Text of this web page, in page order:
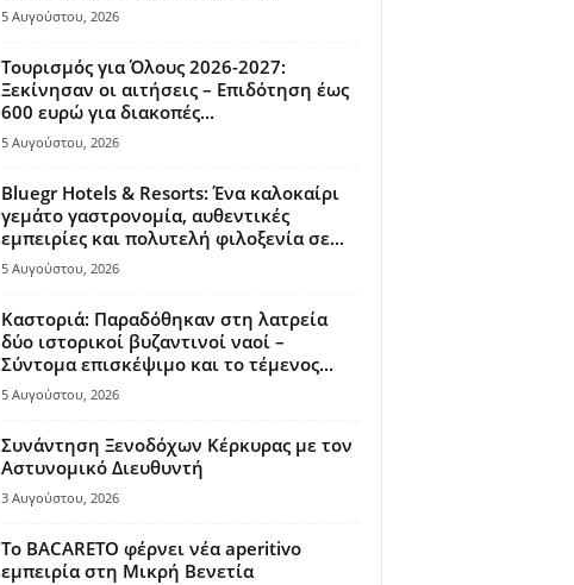
5 Αυγούστου, 2026
Τουρισμός για Όλους 2026-2027:
Ξεκίνησαν οι αιτήσεις – Επιδότηση έως
600 ευρώ για διακοπές...
5 Αυγούστου, 2026
Bluegr Hotels & Resorts: Ένα καλοκαίρι
γεμάτο γαστρονομία, αυθεντικές
εμπειρίες και πολυτελή φιλοξενία σε...
5 Αυγούστου, 2026
Καστοριά: Παραδόθηκαν στη λατρεία
δύο ιστορικοί βυζαντινοί ναοί –
Σύντομα επισκέψιμο και το τέμενος...
5 Αυγούστου, 2026
Συνάντηση Ξενοδόχων Κέρκυρας με τον
Αστυνομικό Διευθυντή
3 Αυγούστου, 2026
Το BACARETO φέρνει νέα aperitivo
εμπειρία στη Μικρή Βενετία